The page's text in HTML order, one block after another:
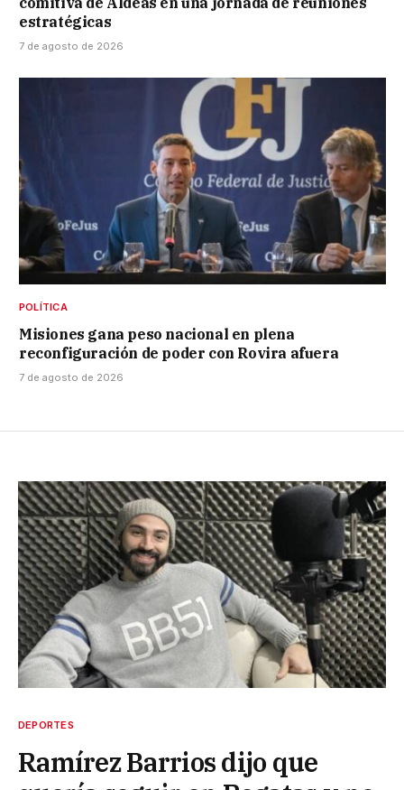
estratégicas
7 de agosto de 2026
POLÍTICA
Misiones gana peso nacional en plena
reconfiguración de poder con Rovira afuera
7 de agosto de 2026
DEPORTES
Ramírez Barrios dijo que